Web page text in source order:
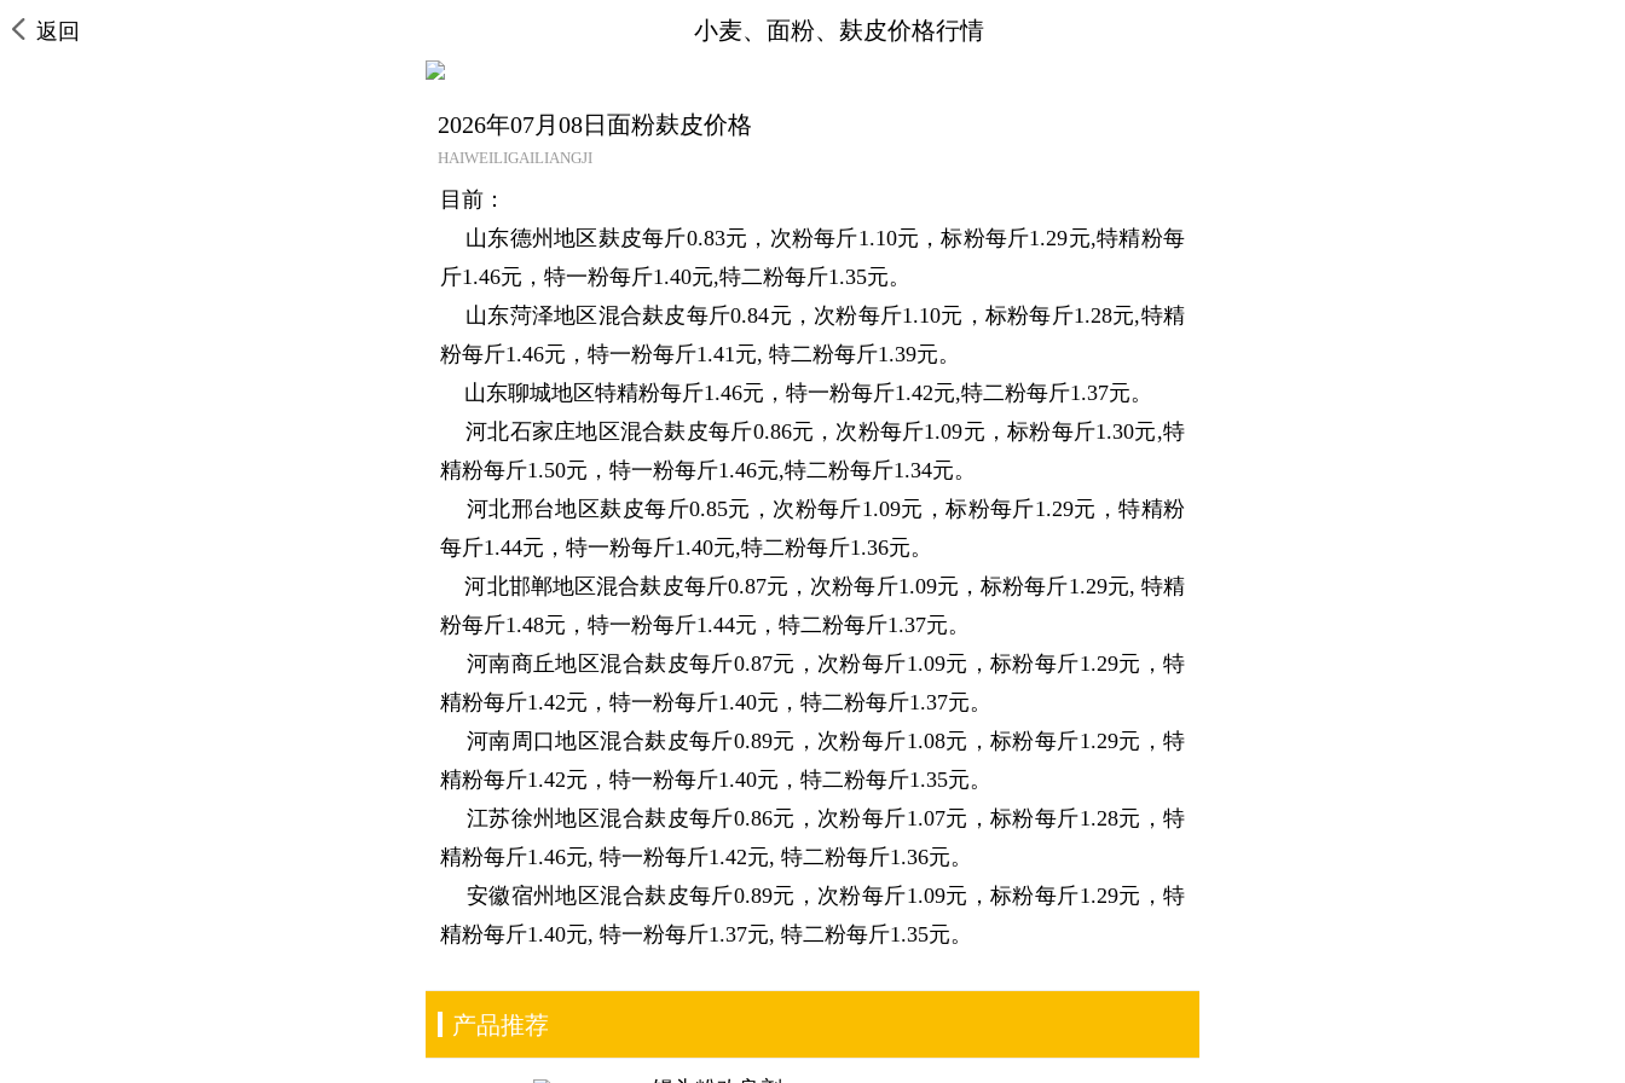
返回 小麦、面粉、麸皮价格行情
2026年07月08日面粉麸皮价格
HAIWEILIGAILIANGJI
目前：
山东德州地区麸皮每斤0.83元，次粉每斤1.10元，标粉每斤1.29元,特精粉每
斤1.46元，特一粉每斤1.40元,特二粉每斤1.35元。
山东菏泽地区混合麸皮每斤0.84元，次粉每斤1.10元，标粉每斤1.28元,特精
粉每斤1.46元，特一粉每斤1.41元, 特二粉每斤1.39元。
山东聊城地区特精粉每斤1.46元，特一粉每斤1.42元,特二粉每斤1.37元。
河北石家庄地区混合麸皮每斤0.86元，次粉每斤1.09元，标粉每斤1.30元,特
精粉每斤1.50元，特一粉每斤1.46元,特二粉每斤1.34元。
河北邢台地区麸皮每斤0.85元，次粉每斤1.09元，标粉每斤1.29元，特精粉
每斤1.44元，特一粉每斤1.40元,特二粉每斤1.36元。
河北邯郸地区混合麸皮每斤0.87元，次粉每斤1.09元，标粉每斤1.29元, 特精
粉每斤1.48元，特一粉每斤1.44元，特二粉每斤1.37元。
河南商丘地区混合麸皮每斤0.87元，次粉每斤1.09元，标粉每斤1.29元，特
精粉每斤1.42元，特一粉每斤1.40元，特二粉每斤1.37元。
河南周口地区混合麸皮每斤0.89元，次粉每斤1.08元，标粉每斤1.29元，特
精粉每斤1.42元，特一粉每斤1.40元，特二粉每斤1.35元。
江苏徐州地区混合麸皮每斤0.86元，次粉每斤1.07元，标粉每斤1.28元，特
精粉每斤1.46元, 特一粉每斤1.42元, 特二粉每斤1.36元。
安徽宿州地区混合麸皮每斤0.89元，次粉每斤1.09元，标粉每斤1.29元，特
精粉每斤1.40元, 特一粉每斤1.37元, 特二粉每斤1.35元。
产品推荐